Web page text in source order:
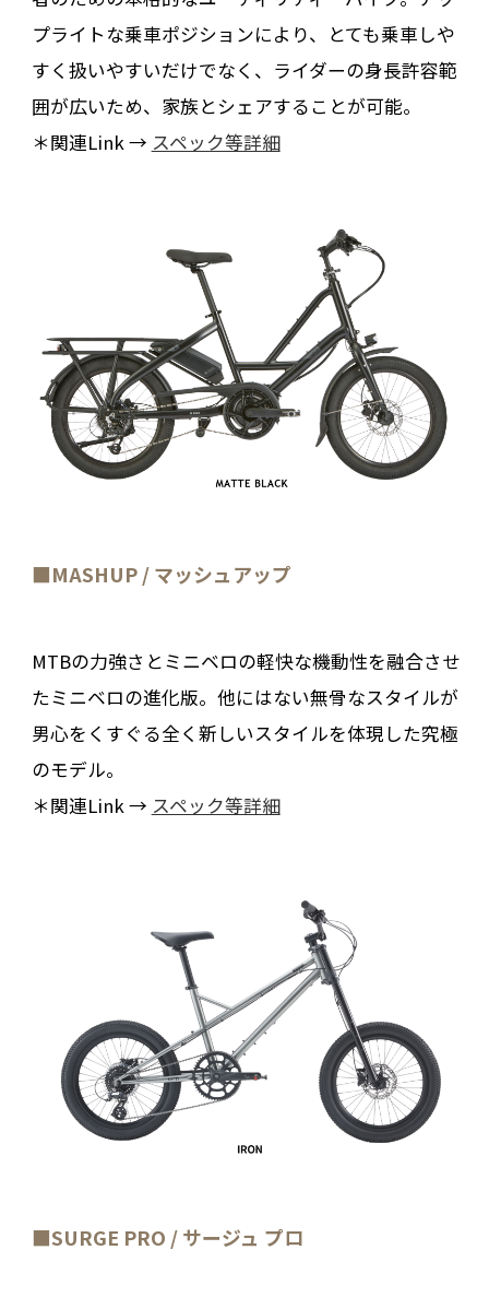
プライトな乗車ポジションにより、とても乗車しや
すく扱いやすいだけでなく、ライダーの身長許容範
囲が広いため、家族とシェアすることが可能。
＊関連Link → スペック等詳細
■MASHUP / マッシュアップ
MTBの力強さとミニベロの軽快な機動性を融合させ
たミニベロの進化版。他にはない無骨なスタイルが
男心をくすぐる全く新しいスタイルを体現した究極
のモデル。
＊関連Link → スペック等詳細
■SURGE PRO / サージュ プロ